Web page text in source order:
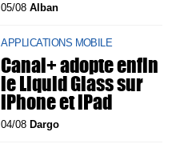
05/08Alban
APPLICATIONS MOBILE
Canal+ adopte enfin
le Liquid Glass sur
iPhone et iPad
04/08 Dargo